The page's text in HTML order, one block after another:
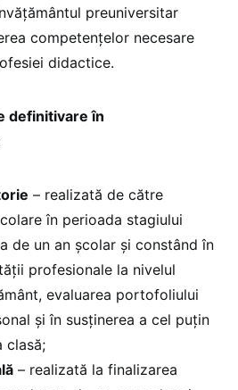
preuniversitar
competențelor necesare
didactice.
definitivare în
– realizată de către
în perioada stagiului
de un an şcolar şi constând în
profesionale la nivelul
evaluarea portofoliului
şi în susţinerea a cel puţin
clasă;
– realizată la finalizarea